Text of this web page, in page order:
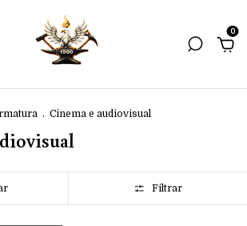
0
. Cinema e audiovisual
Filtrar